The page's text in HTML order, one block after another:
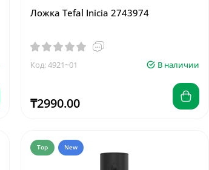
Ложка Tefal Inicia 2743974
Код: 4921~01 В наличии
₸2990.00
Top New